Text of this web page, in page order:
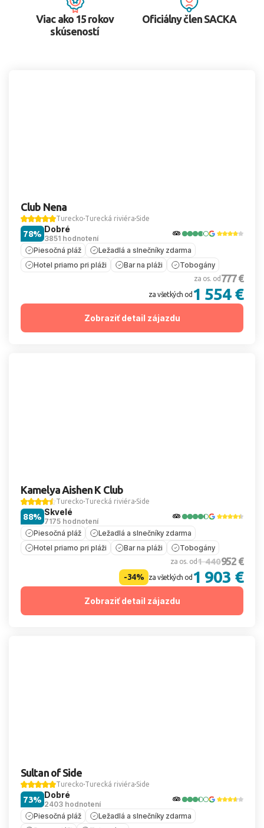
Viac ako 15 rokov
skúseností
Oficiálny člen SACKA
Club Nena
Turecko Turecká riviéra Side
Dobré
3851 hodnotení
78%
Piesočná pláž
Ležadlá a slnečníky zdarma
Hotel priamo pri pláži
Bar na pláži Tobogány
za os. od 777 €
za všetkých od 1 554 €
Zobraziť detail zájazdu
Kamelya Aishen K Club
Turecko Turecká riviéra Side
Skvelé
7175 hodnotení
88%
Piesočná pláž
Ležadlá a slnečníky zdarma
Hotel priamo pri pláži
Bar na pláži Tobogány
za os. od1 440952 €
-34% za všetkých od 1 903 €
Zobraziť detail zájazdu
Sultan of Side
Turecko Turecká riviéra Side
Dobré
2403 hodnotení
73%
Piesočná pláž
Ležadlá a slnečníky zdarma